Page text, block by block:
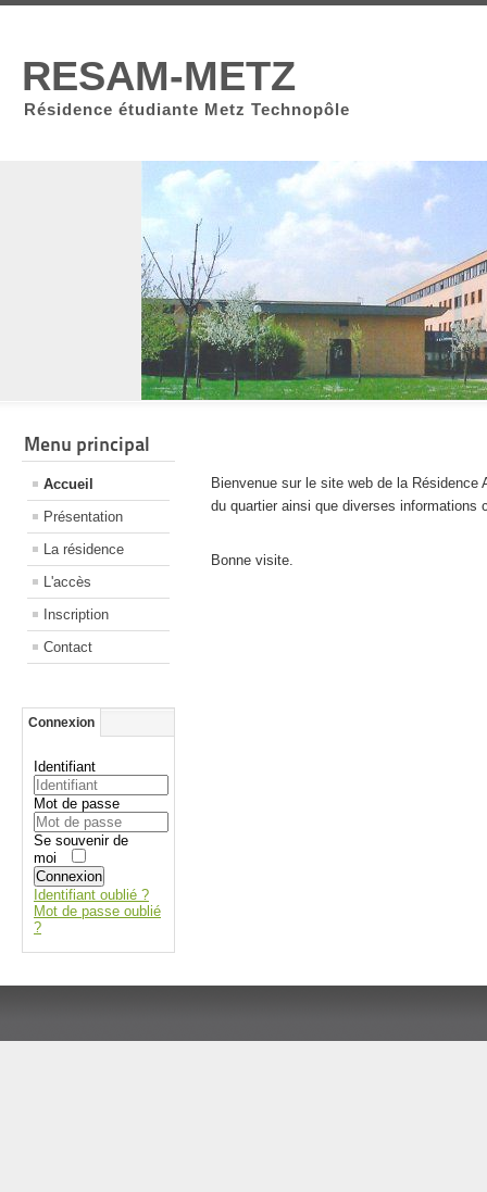
RESAM-METZ
Résidence étudiante Metz Technopôle
Menu principal
Accueil
Présentation
La résidence
L'accès
Inscription
Contact
Connexion
Identifiant
Mot de passe
Se souvenir de
moi
Connexion
Identifiant oublié ?
Mot de passe oublié
?
Bienvenue sur le site web de la
du quartier ainsi que diverses informations
Bonne visite.